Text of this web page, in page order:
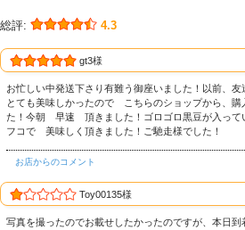
総評: 4.3
gt3様
お忙しい中発送下さり有難う御座いました！以前、
とても美味しかったので こちらのショップから、購
た！今朝 早速 頂きました！ゴロゴロ黒豆が入って
フコで 美味しく頂きました！ご馳走様でした！
お店からのコメント
Toy00135様
写真を撮ったのでお載せしたかったのですが、本日到